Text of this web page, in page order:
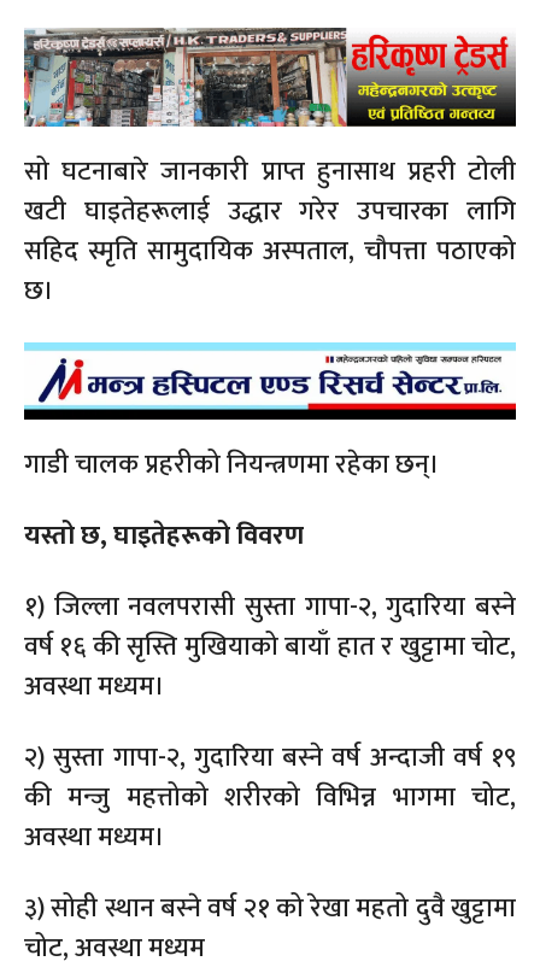
सो घटनाबारे जानकारी प्राप्त हुनासाथ प्रहरी टोली
खटी घाइतेहरूलाई उद्धार गरेर उपचारका लागि
सहिद स्मृति सामुदायिक अस्पताल, चौपत्ता पठाएको
छ।
गाडी चालक प्रहरीको नियन्त्रणमा रहेका छन्।
यस्तो छ, घाइतेहरूको विवरण
१) जिल्ला नवलपरासी सुस्ता गापा-२, गुदारिया बस्ने
वर्ष १६ की सृस्ति मुखियाको बायाँ हात र खुट्टामा चोट,
अवस्था मध्यम।
२) सुस्ता गापा-२, गुदारिया बस्ने वर्ष अन्दाजी वर्ष १९
की मन्जु महत्तोको शरीरको विभिन्न भागमा चोट,
अवस्था मध्यम।
३) सोही स्थान बस्ने वर्ष २१ को रेखा महतो दुवै खुट्टामा
चोट, अवस्था मध्यम